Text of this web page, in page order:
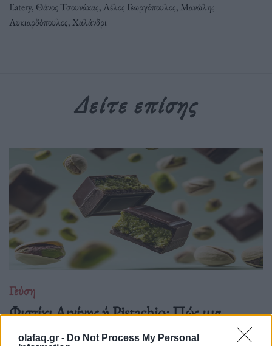
olafaq.gr - Do Not Process My Personal
Εatery, Θάνος Τσουνάκας,Λέλος Γεωργόπουλος, Μανώλης
Λυκιαρδόπουλος,Χαλάνδρι
Δείτε επίσης
Γεύση
Φιστίκι Αιγίνης ή Pistachio: Πώς μια
σοκολάτα στο Ντουμπάι άλλαξε το παιχνίδι